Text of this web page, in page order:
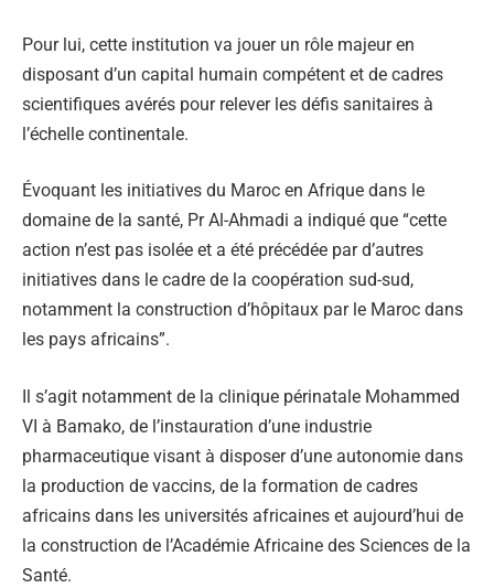
Pour lui, cette institution va jouer un rôle majeur en
disposant d’un capital humain compétent et de cadres
scientifiques avérés pour relever les défis sanitaires à
l’échelle continentale.
Évoquant les initiatives du Maroc en Afrique dans le
domaine de la santé, Pr Al-Ahmadi a indiqué que “cette
action n’est pas isolée et a été précédée par d’autres
initiatives dans le cadre de la coopération sud-sud,
notamment la construction d’hôpitaux par le Maroc dans
les pays africains”.
Il s’agit notamment de la clinique périnatale Mohammed
VI à Bamako, de l’instauration d’une industrie
pharmaceutique visant à disposer d’une autonomie dans
la production de vaccins, de la formation de cadres
africains dans les universités africaines et aujourd’hui de
la construction de l’Académie Africaine des Sciences de la
Santé.